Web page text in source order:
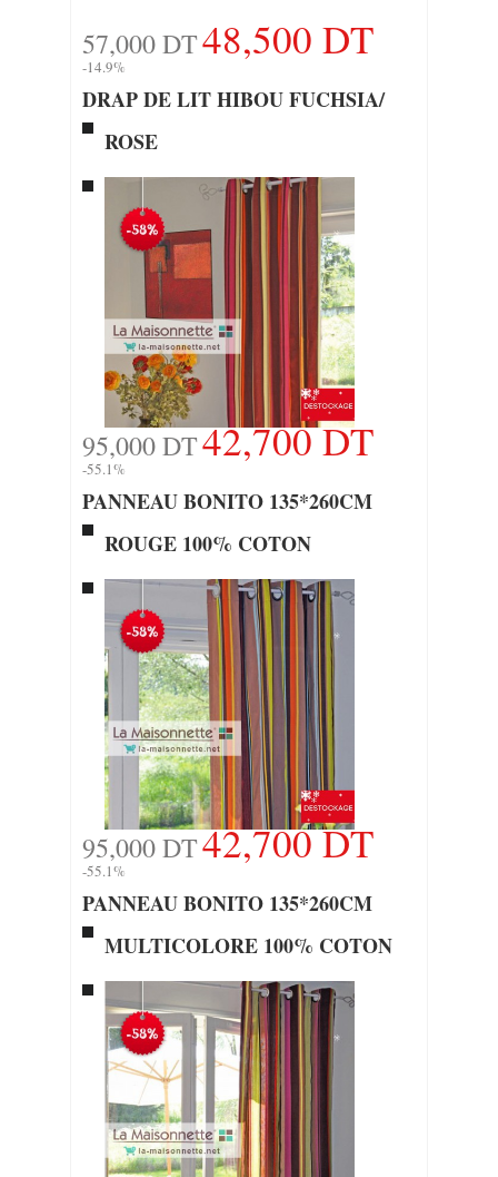
57,000 DT48,500 DT
-14.9%
DRAP DE LIT HIBOU FUCHSIA/
ROSE
95,000 DT42,700 DT
-55.1%
PANNEAU BONITO 135*260CM
ROUGE 100% COTON
95,000 DT42,700 DT
-55.1%
PANNEAU BONITO 135*260CM
MULTICOLORE 100% COTON